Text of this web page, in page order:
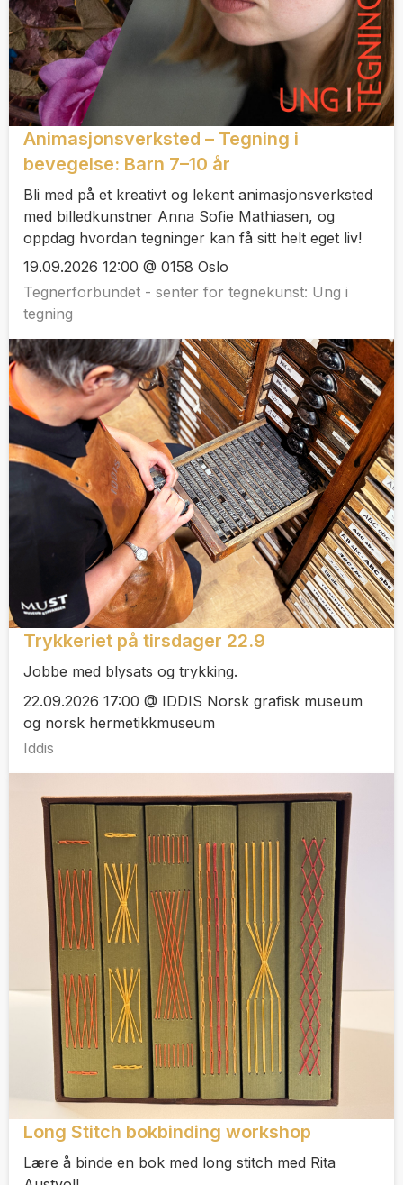
Animasjonsverksted – Tegning i
bevegelse: Barn 7–10 år
Bli med på et kreativt og lekent animasjonsverksted
med billedkunstner Anna Sofie Mathiasen, og
oppdag hvordan tegninger kan få sitt helt eget liv!
19.09.2026 12:00 @ 0158 Oslo
Tegnerforbundet - senter for tegnekunst: Ung i
tegning
Trykkeriet på tirsdager 22.9
Jobbe med blysats og trykking.
22.09.2026 17:00 @ IDDIS Norsk grafisk museum
og norsk hermetikkmuseum
Iddis
Long Stitch bokbinding workshop
Lære å binde en bok med long stitch med Rita